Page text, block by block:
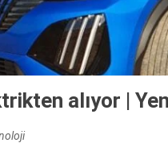
alıyor |